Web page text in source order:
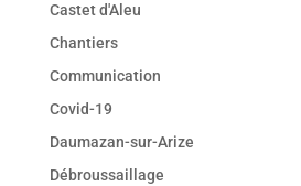
Castet d'Aleu
Chantiers
Communication
Covid-19
Daumazan-sur-Arize
Débroussaillage